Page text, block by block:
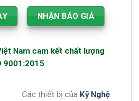
NHẬN BÁO GIÁ
Nam cam kết chất lượng
9001:2015
Các thiết bị của Kỹ Nghệ